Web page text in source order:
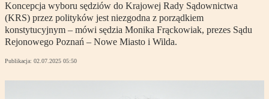
Koncepcja wyboru sędziów do Krajowej Rady Sądownictwa
(KRS) przez polityków jest niezgodna z porządkiem
konstytucyjnym – mówi sędzia Monika Frąckowiak, prezes Sądu
Rejonowego Poznań – Nowe Miasto i Wilda.
Publikacja: 02.07.2025 05:50